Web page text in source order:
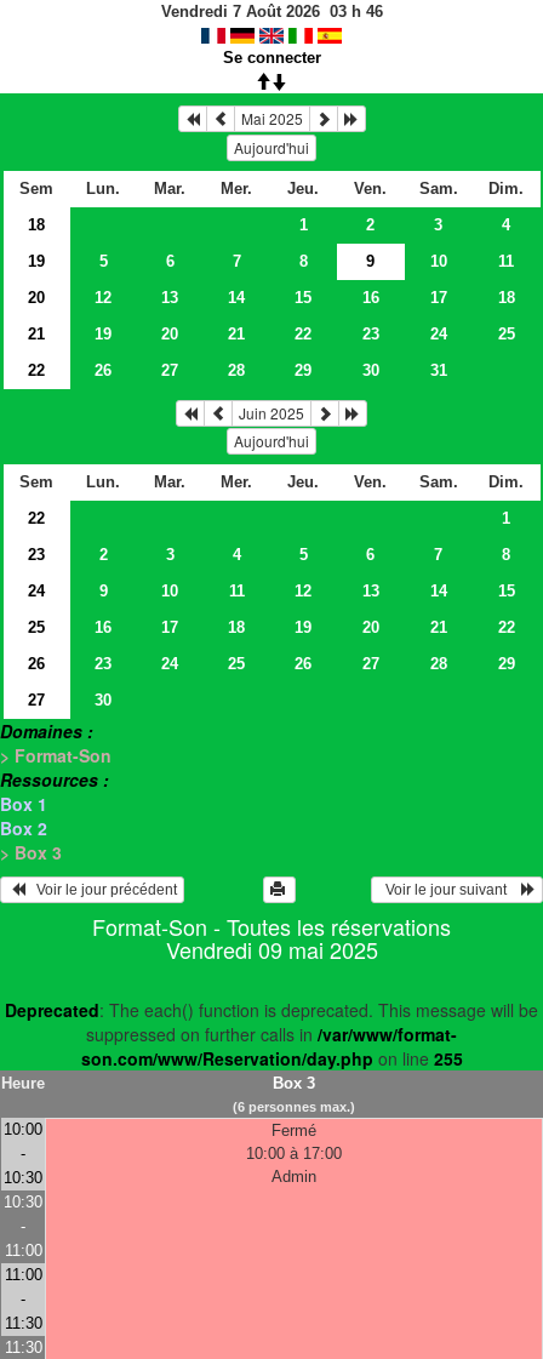
Vendredi 7 Août 2026 03h 46
Se connecter
Mai 2025
Aujourd'hui
Sem Lun. Mar. Mer. Jeu. Ven. Sam.
Dim.
18
1 2 3
4
19
5 6 7 8 9 10
11
20
12 13 14 15 16 17
18
21
19 20 21 22 23 24
25
22
26 27 28 29 30 31
Juin 2025
Aujourd'hui
Sem Lun. Mar. Mer. Jeu. Ven. Sam.
Dim.
22
1
23
2 3 4 5 6 7
8
24
9 10 11 12 13 14
15
25
16 17 18 19 20 21
22
26
23 24 25 26 27 28
29
27
30
Domaines :
> Format-Son
Ressources :
Box 1
Box 2
> Box 3
   Voir le jour précédent
  Voir le jour suivant
Format-Son - Toutes les réservations
Vendredi 09 mai 2025
Deprecated: The each() function is deprecated. This message will be
suppressed on further calls in /var/www/format-
son.com/www/Reservation/day.php on line 255
Heure Box 3
(6 personnes max.)
10:00
-
10:30
Fermé
10:00 à 17:00
Admin
10:30
-
11:00
11:00
-
11:30
11:30